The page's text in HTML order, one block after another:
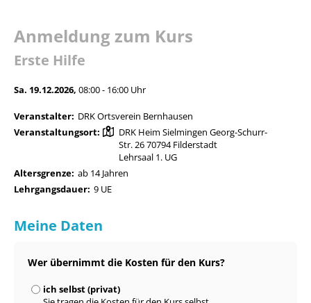
Anmeldung zum Kurs
Erste Hilfe
Sa. 19.12.2026, 08:00 - 16:00 Uhr
Veranstalter: DRK Ortsverein Bernhausen
Veranstaltungsort:
DRK Heim Sielmingen Georg-Schurr-
Str. 26 70794 Filderstadt
Lehrsaal 1. UG
Altersgrenze: ab 14 Jahren
Lehrgangsdauer: 9 UE
Meine Daten
Wer übernimmt die Kosten für den Kurs?
ich selbst (privat)